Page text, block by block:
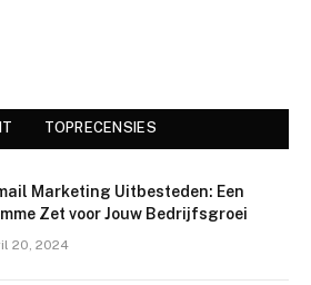
TOPRECENSIES
Marketing Uitbesteden: Een
Zet voor Jouw Bedrijfsgroei
20, 2024